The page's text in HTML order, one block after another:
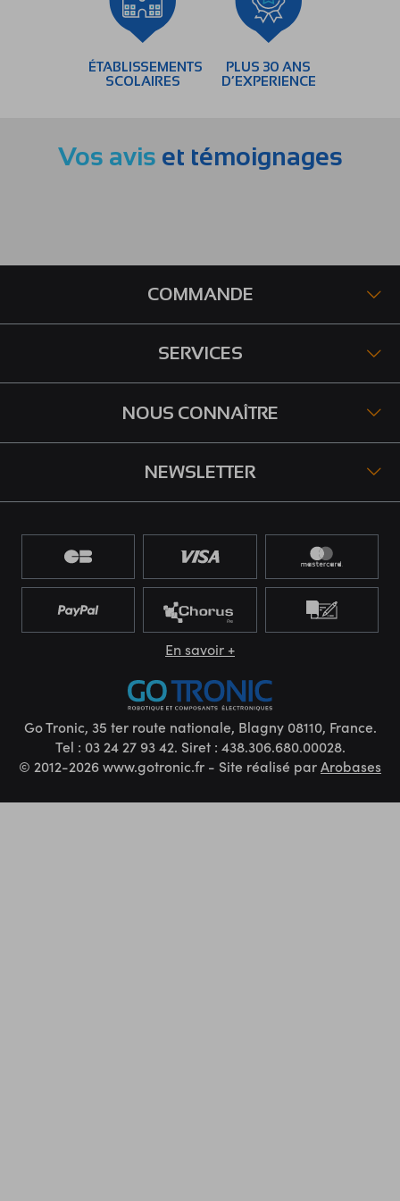
ÉTABLISSEMENTS
SCOLAIRES
PLUS 30 ANS
D’EXPERIENCE
Vos avis et témoignages
COMMANDE
SERVICES
NOUS CONNAÎTRE
NEWSLETTER
En savoir +
Go Tronic, 35 ter route nationale, Blagny 08110, France.
Tel : 03 24 27 93 42. Siret : 438.306.680.00028.
© 2012-2026 www.gotronic.fr - Site réalisé parArobases